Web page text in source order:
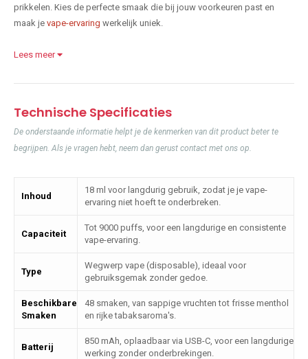
prikkelen. Kies de perfecte smaak die bij jouw voorkeuren past en
maak je vape-ervaring werkelijk uniek.
Lees meer
Technische Specificaties
De onderstaande informatie helpt je de kenmerken van dit product beter te
begrijpen. Als je vragen hebt, neem dan gerust contact met ons op.
Inhoud
18 ml voor langdurig gebruik, zodat je je vape-
ervaring niet hoeft te onderbreken.
Capaciteit
Tot 9000 puffs, voor een langdurige en consistente
vape-ervaring.
Type
Wegwerp vape (disposable), ideaal voor
gebruiksgemak zonder gedoe.
Beschikbare
Smaken
48 smaken, van sappige vruchten tot frisse menthol
en rijke tabaksaroma's.
Batterij
850 mAh, oplaadbaar via USB-C, voor een langdurige
werking zonder onderbrekingen.